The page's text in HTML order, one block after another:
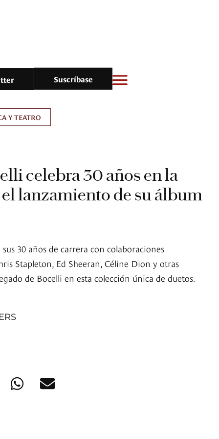
Suscríbase
Y TEATRO
celebra 30 años en la
lanzamiento de su álbum
30 años de carrera con colaboraciones
Stapleton, Ed Sheeran, Céline Dion y otras
de Bocelli en esta colección única de duetos.